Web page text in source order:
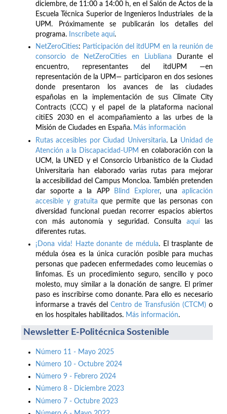
diciembre, de 11:00 a 14:00 h, en el Salón de Actos de la
Escuela Técnica Superior de Ingenieros Industriales de la
UPM. Próximamente se publicarán los detalles del
programa.
Inscríbete aquí.
NetZeroCities: Participación del itdUPM en la reunión de
consorcio de NetZeroCities en Liubliana Durante el
encuentro, representantes del itdUPM —en
representación de la UPM— participaron en dos sesiones
donde presentaron los avances de las ciudades
españolas en la implementación de sus Climate City
Contracts (CCC) y el papel de la plataforma nacional
citiES 2030 en el acompañamiento a las urbes de la
Misión de Ciudades en España. Más información
Rutas accesibles por Ciudad Universitaria. La Unidad de
Atención a la Discapacidad-UPM en colaboración con la
UCM, la UNED y el Consorcio Urbanístico de la Ciudad
Universitaria han elaborado varias rutas para mejorar
la accesibilidad del Campus Moncloa. También pretenden
dar soporte a la APP
Blind Explorer, una aplicación
accesible y gratuita que permite que las personas con
diversidad funcional puedan recorrer espacios abiertos
con más autonomía y seguridad. Consulta aquílas
diferentes rutas.
¡Dona vida! Hazte donante de médula. El trasplante de
médula ósea es la única curación posible para muchas
personas que padecen enfermedades como leucemias o
linfomas. Es un procedimiento seguro, sencillo y poco
molesto, muy similar a la donación de sangre. El primer
paso es inscribirse como donante. Para ello es necesario
informarse a través del Centro de Transfusión (CTCM) o
en los hospitales habilitados. Más información.
Newsletter E-Politécnica Sostenible
Número 11 - Mayo 2025
Número 10 - Octubre 2024
Número 9 - Febrero 2024
Número 8 - Diciembre 2023
Número 7 - Octubre 2023